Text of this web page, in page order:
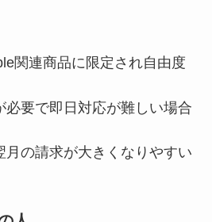
関連商品に限定され自由度
必要で即日対応が難しい場合
月の請求が大きくなりやすい